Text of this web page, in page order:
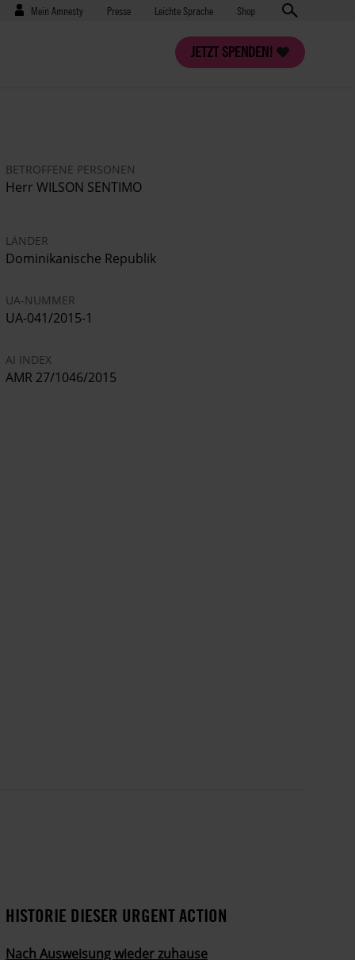
Benutzermenü
Mein Amnesty Presse
Presse Leichte Sprache Shop
JETZT SPENDEN!
BETROFFENE PERSONEN
Herr WILSON SENTIMO
LÄNDER
Dominikanische Republik
UA-NUMMER
UA-041/2015-1
AI INDEX
AMR 27/1046/2015
HISTORIE DIESER URGENT ACTION
Nach Ausweisung wieder zuhause